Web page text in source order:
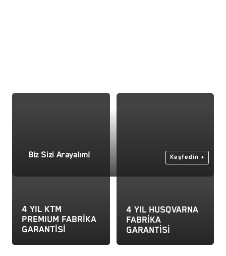
Biz Sizi Arayalım! Keşfedin +
4 YIL KTM
PREMIUM FABRİKA
GARANTİSİ
4 YIL HUSQVARNA
FABRİKA
GARANTİSİ